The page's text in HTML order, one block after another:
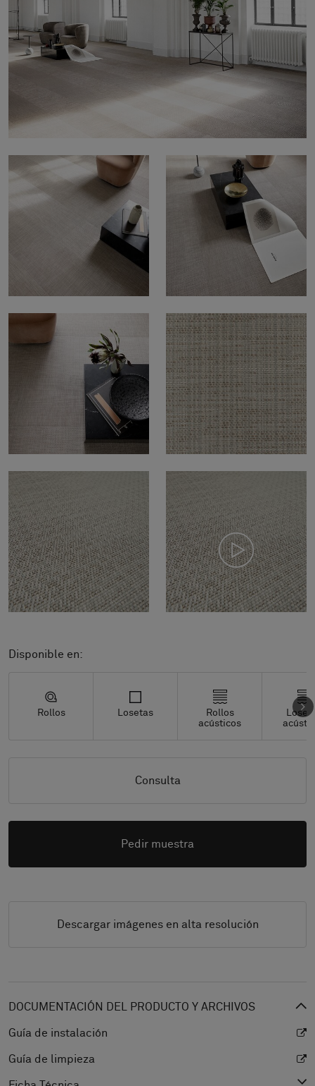
Disponible en:
Rollos Losetas
Rollos
acústicos
Consulta
Pedir muestra
Descargar imágenes en alta resolución
DOCUMENTACIÓN DEL PRODUCTO Y ARCHIVOS
Guía de instalación
Guía de limpieza